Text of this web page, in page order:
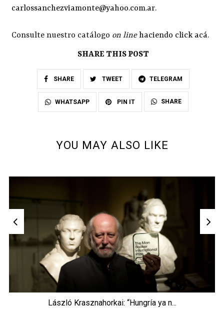
carlossanchezviamonte@yahoo.com.ar.
Consulte nuestro catálogo on line haciendo click acá.
SHARE THIS POST
SHARE TWEET TELEGRAM
WHATSAPP PIN IT SHARE
YOU MAY ALSO LIKE
László Krasznahorkai: “Hungría ya n...